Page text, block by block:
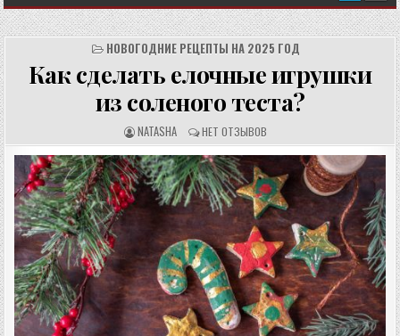
НОВОГОДНИЕ РЕЦЕПТЫ НА 2025 ГОД
Как сделать елочные игрушки
из соленого теста?
А
В
Т
О
Р
Р
Е
Ц
:
NATASHA О
Т
З
Ы
В
Ы
:
НЕТ ОТЗЫВОВ